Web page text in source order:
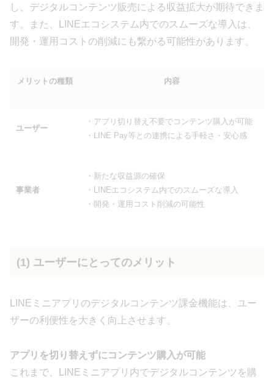
し、デジタルコンテンツ販売による収益拡大が期待できま
す。また、LINEエコシステム内でのスムーズな導入は、
開発・運用コストの削減にも繋がる可能性があります。
メリットの種類 内容
ユーザー
・アプリ切り替え不要でコンテンツ購入が可能
・LINE Pay等との連携による手軽さ・安心感
事業者
・新たな収益源の確保
・LINEエコシステム内でのスムーズな導入
・開発・運用コスト削減の可能性
(1) ユーザーにとってのメリット
LINEミニアプリのデジタルコンテンツ課金機能は、ユー
ザーの利便性を大きく向上させます。
アプリを切り替えずにコンテンツ購入が可能
これまで、LINEミニアプリ内でデジタルコンテンツを購